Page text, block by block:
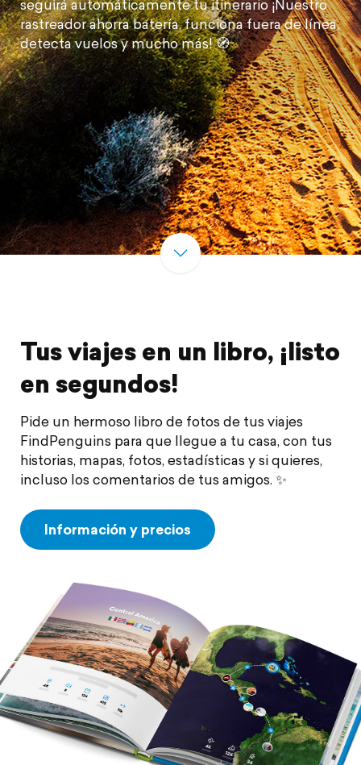
seguirá automáticamente tu itinerario ¡Nuestro
rastreador ahorra batería, funciona fuera de línea,
detecta vuelos y mucho más! 🧭
Tus viajes en un libro, ¡listo
en segundos!
Pide un hermoso libro de fotos de tus viajes
FindPenguins para que llegue a tu casa, con tus
historias, mapas, fotos, estadísticas y si quieres,
incluso los comentarios de tus amigos. ✨
Información y precios